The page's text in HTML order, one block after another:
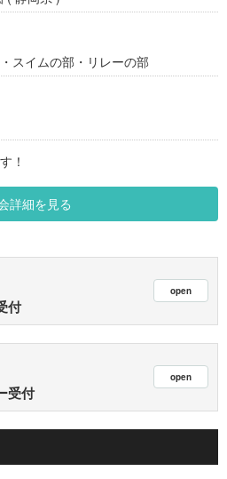
スイムの部・リレーの部
！
詳細を見る
付
受付